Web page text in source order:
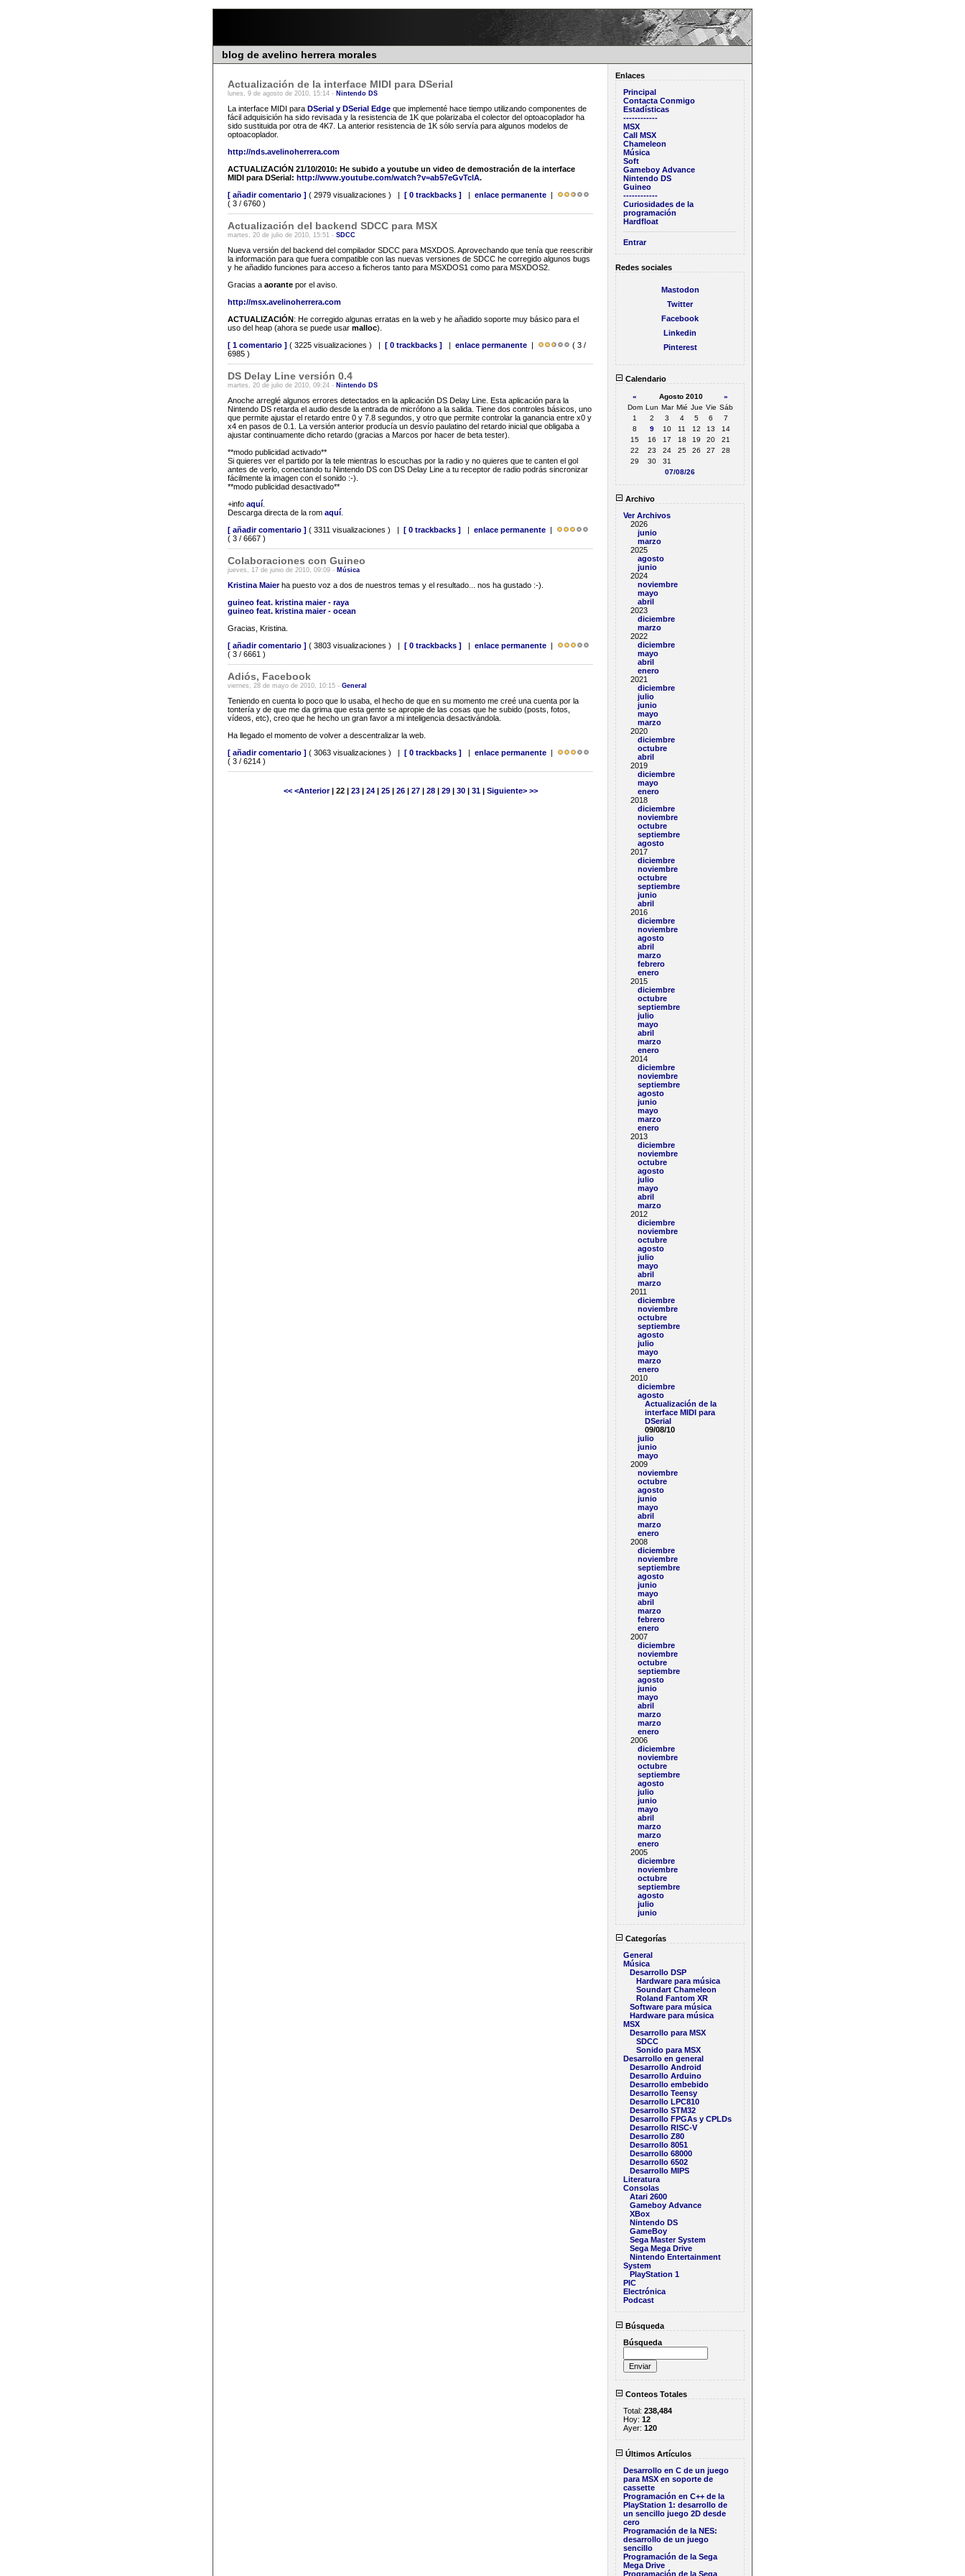
blog de avelino herrera morales
Actualización de la interface MIDI para DSerial
lunes, 9 de agosto de 2010, 15:14 - Nintendo DS
La interface MIDI para DSerial y DSerial Edge que implementé hace tiempo utilizando componentes de
fácil adquisición ha sido revisada y la resistencia de 1K que polarizaba el colector del optoacoplador ha
sido sustituida por otra de 4K7. La anterior resistencia de 1K sólo servía para algunos modelos de
optoacoplador.
http://nds.avelinoherrera.com
ACTUALIZACIÓN 21/10/2010: He subido a youtube un video de demostración de la interface
MIDI para DSerial: http://www.youtube.com/watch?v=ab57eGvTclA.
[ añadir comentario ] ( 2979 visualizaciones ) | [ 0 trackbacks ] | enlace permanente |
( 3 / 6760 )
Actualización del backend SDCC para MSX
martes, 20 de julio de 2010, 15:51 - SDCC
Nueva versión del backend del compilador SDCC para MSXDOS. Aprovechando que tenía que reescribir
la información para que fuera compatible con las nuevas versiones de SDCC he corregido algunos bugs
y he añadido funciones para acceso a ficheros tanto para MSXDOS1 como para MSXDOS2.
Gracias a aorante por el aviso.
http://msx.avelinoherrera.com
ACTUALIZACIÓN: He corregido algunas erratas en la web y he añadido soporte muy básico para el
uso del heap (ahora se puede usar malloc).
[ 1 comentario ] ( 3225 visualizaciones ) | [ 0 trackbacks ] | enlace permanente |
( 3 /
6985 )
DS Delay Line versión 0.4
martes, 20 de julio de 2010, 09:24 - Nintendo DS
Anoche arreglé algunos errores detectados en la aplicación DS Delay Line. Esta aplicación para la
Nintendo DS retarda el audio desde la entrada de micrófono a la salida. Tiene dos controles básicos, uno
que permite ajustar el retardo entre 0 y 7.8 segundos, y otro que permite controlar la ganancia entre x0 y
x4 en pasos de 0.1. La versión anterior producía un desvío paulatino del retardo inicial que obligaba a
ajustar continuamente dicho retardo (gracias a Marcos por hacer de beta tester).
**modo publicidad activado**
Si quieres ver el partido por la tele mientras lo escuchas por la radio y no quieres que te canten el gol
antes de verlo, conectando tu Nintendo DS con DS Delay Line a tu receptor de radio podrás sincronizar
fácilmente la imagen con el sonido :-).
**modo publicidad desactivado**
+info aquí
Descarga directa de la rom aquí
[ añadir comentario ] ( 3311 visualizaciones ) | [ 0 trackbacks ] | enlace permanente |
( 3 / 6667 )
Colaboraciones con Guineo
jueves, 17 de junio de 2010, 09:09 - Música
Kristina Maierha puesto voz a dos de nuestros temas y el resultado... nos ha gustado :-).
guineo feat. kristina maier - raya
guineo feat. kristina maier - ocean
Gracias, Kristina.
[ añadir comentario ] ( 3803 visualizaciones ) | [ 0 trackbacks ] | enlace permanente |
( 3 / 6661 )
Adiós, Facebook
viernes, 28 de mayo de 2010, 10:15 - General
Teniendo en cuenta lo poco que lo usaba, el hecho de que en su momento me creé una cuenta por la
tontería y de que me da grima que esta gente se apropie de las cosas que he subido (posts, fotos,
vídeos, etc), creo que he hecho un gran favor a mi inteligencia desactivándola.
Ha llegado el momento de volver a descentralizar la web.
[ añadir comentario ] ( 3063 visualizaciones ) | [ 0 trackbacks ] | enlace permanente |
( 3 / 6214 )
<< <Anterior| 22 | 23| 24| 25| 26| 27| 28| 29| 30| 31| Siguiente> >>
Enlaces
Principal
Contacta Conmigo
Estadísticas
------------
MSX
Call MSX
Chameleon
Música
Soft
Gameboy Advance
Nintendo DS
Guineo
------------
Curiosidades de la
programación
Hardfloat
Entrar
Redes sociales
Mastodon
Twitter
Facebook
Linkedin
Pinterest
Calendario
« Agosto 2010
»
Dom Lun Mar Mié Jue Vie Sáb
1
2 3 4 5 6
7
8
9 10 11 12 13
14
15
16 17 18 19 20
21
22
23 24 25 26 27
28
29
30
31
07/08/26
Archivo
Ver Archivos
2026
junio
marzo
2025
agosto
junio
2024
noviembre
mayo
abril
2023
diciembre
marzo
2022
diciembre
mayo
abril
enero
2021
diciembre
julio
junio
mayo
marzo
2020
diciembre
octubre
abril
2019
diciembre
mayo
enero
2018
diciembre
noviembre
octubre
septiembre
agosto
2017
diciembre
noviembre
octubre
septiembre
junio
abril
2016
diciembre
noviembre
agosto
abril
marzo
febrero
enero
2015
diciembre
octubre
septiembre
julio
mayo
abril
marzo
enero
2014
diciembre
noviembre
septiembre
agosto
junio
mayo
marzo
enero
2013
diciembre
noviembre
octubre
agosto
julio
mayo
abril
marzo
2012
diciembre
noviembre
octubre
agosto
julio
mayo
abril
marzo
2011
diciembre
noviembre
octubre
septiembre
agosto
julio
mayo
marzo
enero
2010
diciembre
agosto
Actualización de la
interface MIDI para
DSerial
09/08/10
julio
junio
mayo
2009
noviembre
octubre
agosto
junio
mayo
abril
marzo
enero
2008
diciembre
noviembre
septiembre
agosto
junio
mayo
abril
marzo
febrero
enero
2007
diciembre
noviembre
octubre
septiembre
agosto
junio
mayo
abril
marzo
marzo
enero
2006
diciembre
noviembre
octubre
septiembre
agosto
julio
junio
mayo
abril
marzo
marzo
enero
2005
diciembre
noviembre
octubre
septiembre
agosto
julio
junio
Categorías
General
Música
Desarrollo DSP
Hardware para música
Soundart Chameleon
Roland Fantom XR
Software para música
Hardware para música
MSX
Desarrollo para MSX
SDCC
Sonido para MSX
Desarrollo en general
Desarrollo Android
Desarrollo Arduino
Desarrollo embebido
Desarrollo Teensy
Desarrollo LPC810
Desarrollo STM32
Desarrollo FPGAs y CPLDs
Desarrollo RISC-V
Desarrollo Z80
Desarrollo 8051
Desarrollo 68000
Desarrollo 6502
Desarrollo MIPS
Literatura
Consolas
Atari 2600
Gameboy Advance
XBox
Nintendo DS
GameBoy
Sega Master System
Sega Mega Drive
Nintendo Entertainment
System
PlayStation 1
PIC
Electrónica
Podcast
Búsqueda
Búsqueda
Conteos Totales
Total: 238,484
Hoy: 12
Ayer: 120
Últimos Artículos
Desarrollo en C de un juego
para MSX en soporte de
cassette
Programación en C++ de la
PlayStation 1: desarrollo de
un sencillo juego 2D desde
cero
Programación de la NES:
desarrollo de un juego
sencillo
Programación de la Sega
Mega Drive
Programación de la Sega